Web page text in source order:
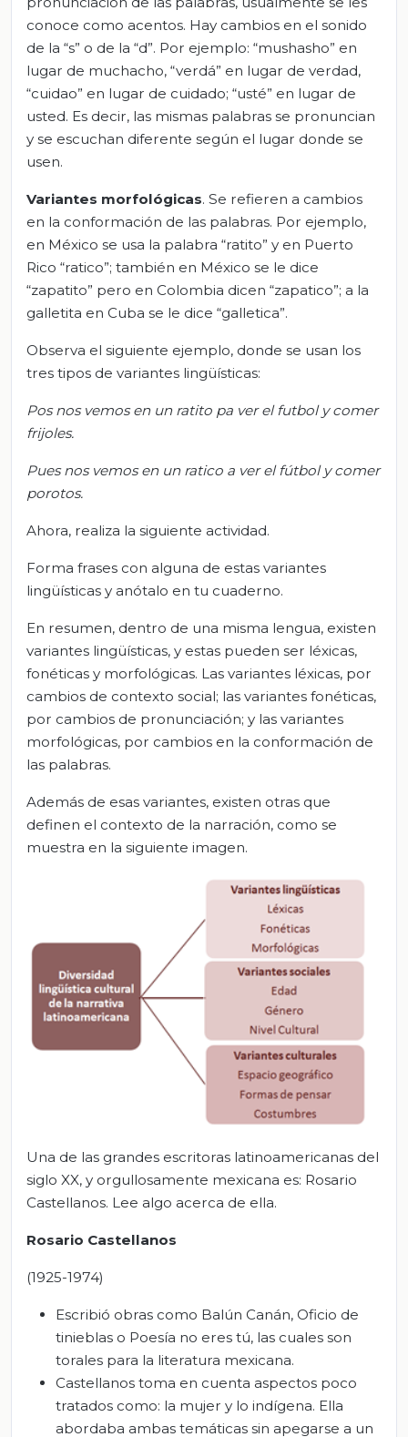
conoce como acentos. Hay cambios en el sonido
de la “s” o de la “d”. Por ejemplo: “mushasho” en
lugar de muchacho, “verdá” en lugar de verdad,
“cuidao” en lugar de cuidado; “usté” en lugar de
usted. Es decir, las mismas palabras se pronuncian
y se escuchan diferente según el lugar donde se
usen.
Variantes morfológicas. Se refieren a cambios
en la conformación de las palabras. Por ejemplo,
en México se usa la palabra “ratito” y en Puerto
Rico “ratico”; también en México se le dice
“zapatito” pero en Colombia dicen “zapatico”; a la
galletita en Cuba se le dice “galletica”.
Observa el siguiente ejemplo, donde se usan los
tres tipos de variantes lingüísticas:
Pos nos vemos en un ratito pa ver el futbol y comer
frijoles.
Pues nos vemos en un ratico a ver el fútbol y comer
porotos.
Ahora, realiza la siguiente actividad.
Forma frases con alguna de estas variantes
lingüísticas y anótalo en tu cuaderno.
En resumen, dentro de una misma lengua, existen
variantes lingüísticas, y estas pueden ser léxicas,
fonéticas y morfológicas. Las variantes léxicas, por
cambios de contexto social; las variantes fonéticas,
por cambios de pronunciación; y las variantes
morfológicas, por cambios en la conformación de
las palabras.
Además de esas variantes, existen otras que
definen el contexto de la narración, como se
muestra en la siguiente imagen.
Una de las grandes escritoras latinoamericanas del
siglo XX, y orgullosamente mexicana es: Rosario
Castellanos. Lee algo acerca de ella.
Rosario Castellanos
(1925-1974)
Escribió obras como Balún Canán, Oficio de
tinieblas o Poesía no eres tú, las cuales son
torales para la literatura mexicana.
Castellanos toma en cuenta aspectos poco
tratados como: la mujer y lo indígena. Ella
abordaba ambas temáticas sin apegarse a un